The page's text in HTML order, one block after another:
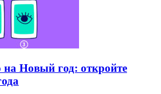
на Новый год: откройте